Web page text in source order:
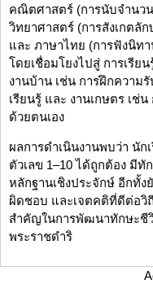
คณิตศาสตร์ (การนับจำนว
วิทยาศาสตร์ (การสังเกตลั
และ ภาษาไทย (การฟังนิท
โดยเชื่อมโยงไปสู่ การเรีย
งานบ้าน เช่น การฝึกความ
เรียนรู้ และ งานเกษตร เช่
ด้วยตนเอง
ผลการดำเนินงานพบว่า นัก
ตัวเลข 1–10 ได้ถูกต้อง มีทั
หลักฐานเชิงประจักษ์ อีกทั้ง
ผิดชอบ และเจตคติที่ดีต่อวิ
สำคัญในการพัฒนาทักษะชี
พระราชดำริ